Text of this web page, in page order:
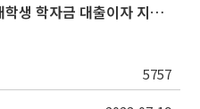
2023년 상반기 울산광역시 대학생 학자금 대출이자 지원사업 안내
5757